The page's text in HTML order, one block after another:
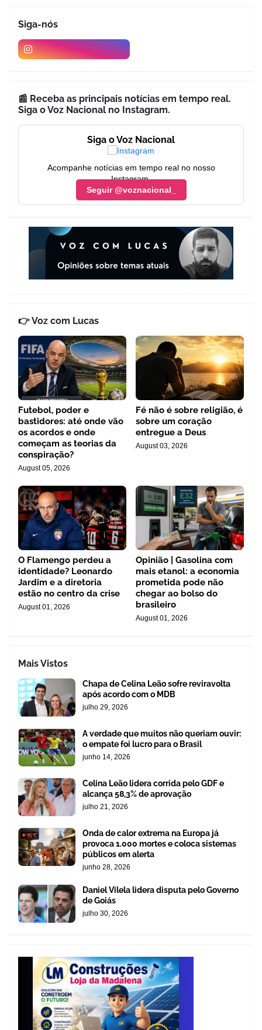
Siga-nós
📰 Receba as principais notícias em tempo real.
Siga o Voz Nacional no Instagram.
Siga o Voz Nacional
Acompanhe notícias em tempo real no nosso
Instagram.
Seguir @voznacional_
👉 Voz com Lucas
Futebol, poder e
bastidores: até onde vão
os acordos e onde
começam as teorias da
conspiração?
August 05, 2026
Fé não é sobre religião, é
sobre um coração
entregue a Deus
August 03, 2026
O Flamengo perdeu a
identidade? Leonardo
Jardim e a diretoria
estão no centro da crise
August 01, 2026
Opinião | Gasolina com
mais etanol: a economia
prometida pode não
chegar ao bolso do
brasileiro
August 01, 2026
Mais Vistos
Chapa de Celina Leão sofre reviravolta
após acordo com o MDB
julho 29, 2026
A verdade que muitos não queriam ouvir:
o empate foi lucro para o Brasil
junho 14, 2026
Celina Leão lidera corrida pelo GDF e
alcança 58,3% de aprovação
julho 21, 2026
Onda de calor extrema na Europa já
provoca 1.000 mortes e coloca sistemas
públicos em alerta
junho 28, 2026
Daniel Vilela lidera disputa pelo Governo
de Goiás
julho 30, 2026